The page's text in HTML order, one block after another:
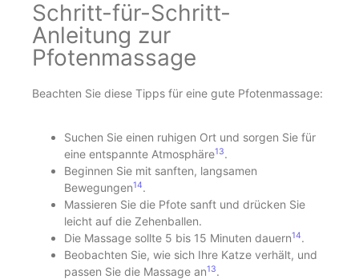
Schritt-für-Schritt-
Anleitung zur
Pfotenmassage
Beachten Sie diese Tipps für eine gute Pfotenmassage:
Suchen Sie einen ruhigen Ort und sorgen Sie für
eine entspannte Atmosphäre13.
Beginnen Sie mit sanften, langsamen
Bewegungen14.
Massieren Sie die Pfote sanft und drücken Sie
leicht auf die Zehenballen.
Die Massage sollte 5 bis 15 Minuten dauern14.
Beobachten Sie, wie sich Ihre Katze verhält, und
passen Sie die Massage an13.